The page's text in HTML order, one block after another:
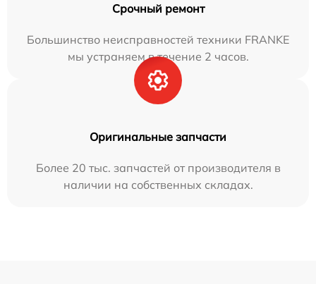
Срочный ремонт
Большинство неисправностей техники FRANKE
мы устраняем в течение 2 часов.
Оригинальные запчасти
Более 20 тыс. запчастей от производителя в
наличии на собственных складах.